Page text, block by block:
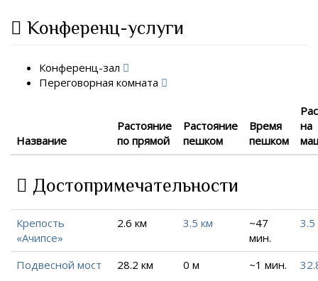
Конференц-услуги
Конференц-зал
Переговорная комната
Название
Растояние
по прямой
Растояние
пешком
Время
пешком
на
Достопримечательности
Крепость
«Ачипсе»
2.6 км 3.5 км
~47
мин.
3.5
Подвесной мост 28.2 км 0 м ~1 мин.